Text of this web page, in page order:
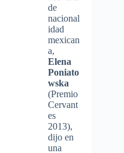
de
nacional
idad
mexican
a,
Elena
Poniato
wska
(Premio
Cervant
es
2013),
dijo en
una